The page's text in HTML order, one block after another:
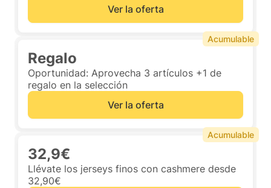
Ver la oferta
Regalo
Oportunidad: Aprovecha 3 artículos +1 de
regalo en la selección
Ver la oferta
Acumulable
32,9€
Llévate los jerseys finos con cashmere desde
32,90€
Acumulable